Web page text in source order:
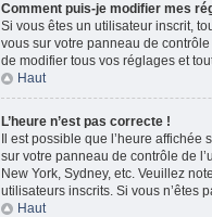
Comment puis-je modifier mes
Si vous êtes un utilisateur inscrit,
vous sur votre panneau de
de modifier tous vos réglages et
Haut
L’heure n’est pas correcte !
Il est possible que l’heure
sur votre panneau de contrôle de
New York, Sydney, etc. Veuillez
utilisateurs inscrits. Si vous n’êtes
Haut